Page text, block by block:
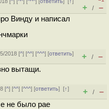
+ / –
Винду и написал
2018 [^] [^^] [^^^] [ответить]
+ / –
вытащи.
[^] [^^] [^^^] [ответить][↑]
+ / –
не было pae